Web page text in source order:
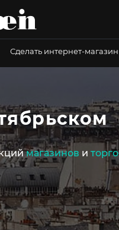
Сделать интернет-магазин
магазинов и